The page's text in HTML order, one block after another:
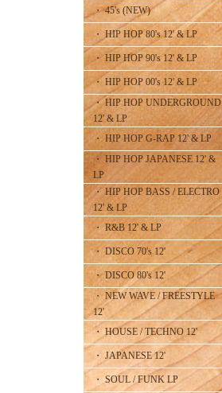
・ 45's (NEW)
・ HIP HOP 80's 12' & LP
・ HIP HOP 90's 12' & LP
・ HIP HOP 00's 12' & LP
・ HIP HOP UNDERGROUND
12' & LP
・ HIP HOP G-RAP 12' & LP
・ HIP HOP JAPANESE 12' &
LP
・ HIP HOP BASS / ELECTRO
12' & LP
・ R&B 12' & LP
・ DISCO 70's 12'
・ DISCO 80's 12'
・ NEW WAVE / FREESTYLE
12'
・ HOUSE / TECHNO 12'
・ JAPANESE 12'
・ SOUL / FUNK LP